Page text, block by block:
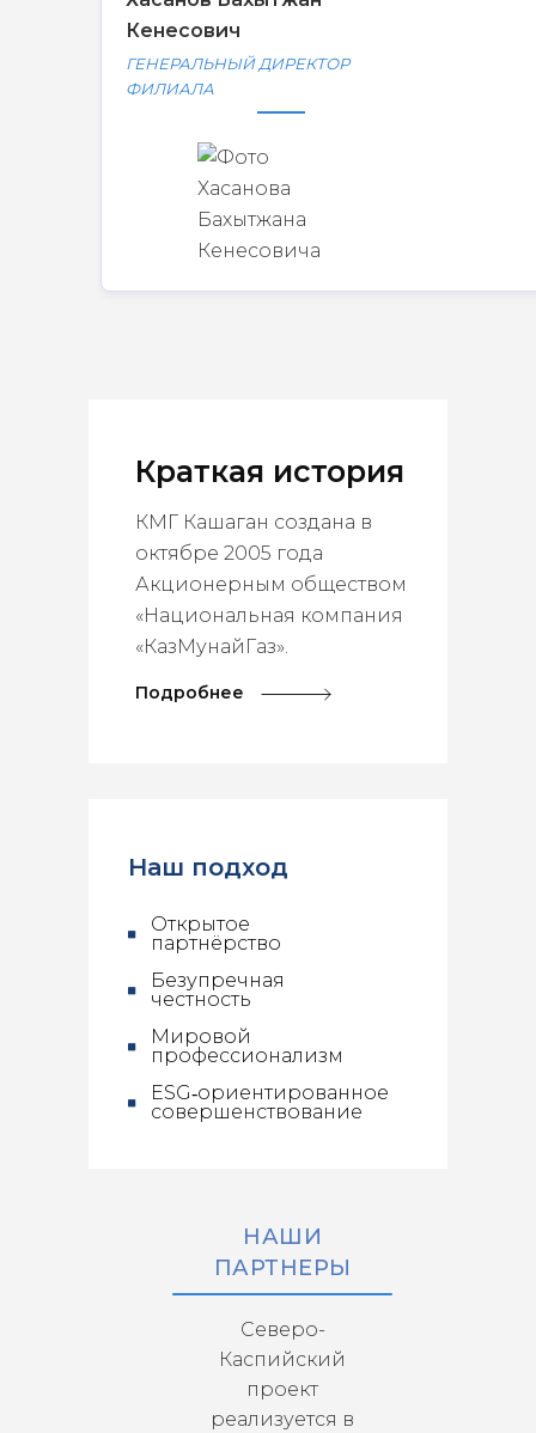
Кенесович
ГЕНЕРАЛЬНЫЙ ДИРЕКТОР
ФИЛИАЛА
Краткая история
КМГ Кашаган создана в
октябре 2005 года
Акционерным обществом
«Национальная компания
«КазМунайГаз».
Подробнее
Наш подход
Открытое
партнёрство
Безупречная
честность
Мировой
профессионализм
ESG‑ориентированное
совершенствование
НАШИ
ПАРТНЕРЫ
Северо-
Каспийский
проект
реализуется в